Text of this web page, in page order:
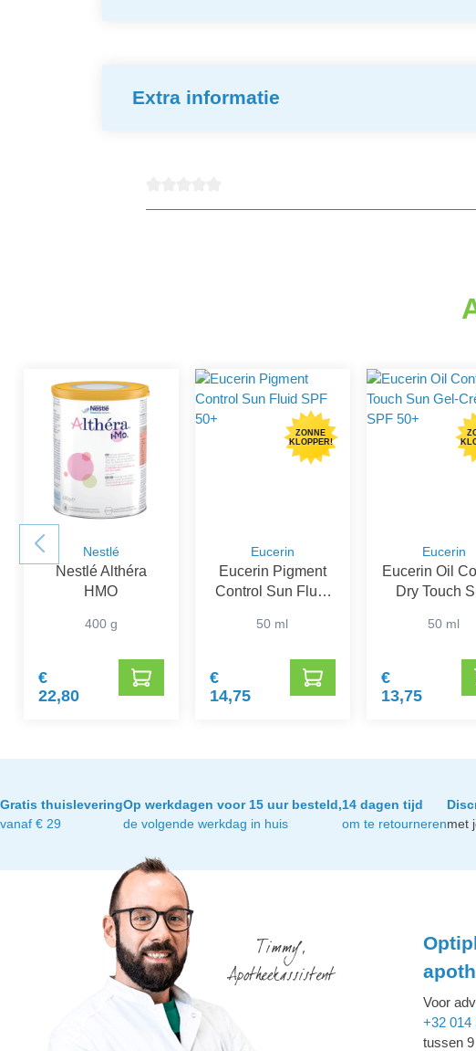
Extra informatie
Nestlé
Nestlé Althéra
HMO
400 g
€
22,80
ZONNE
KLOPPER!
Eucerin
Eucerin Pigment
Control Sun Fluid
50 ml
€
14,75
Eucerin
Eucerin Oil
Dry Touch
50+
50 ml
€
13,75
Gratis thuislevering
vanaf € 29
Op werkdagen voor 15 uur besteld,
de volgende werkdag in huis
14 dagen tijd
om te retournerenmet
Voor
+32 014
tussen